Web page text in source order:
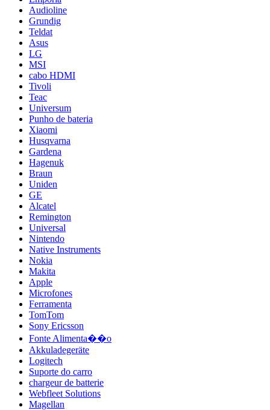
Audioline
Grundig
Teldat
Asus
LG
MSI
cabo HDMI
Tivoli
Teac
Universum
Punho de bateria
Xiaomi
Husqvarna
Gardena
Hagenuk
Braun
Uniden
GE
Alcatel
Remington
Universal
Nintendo
Native Instruments
Nokia
Makita
Apple
Microfones
Ferramenta
TomTom
Sony Ericsson
Fonte Alimenta��o
Akkuladegeräte
Logitech
Suporte do carro
chargeur de batterie
Webfleet Solutions
Magellan